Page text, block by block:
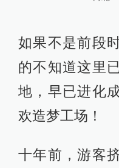
如果不是前段
的不知道这里
地，早已进化
欢造梦工场！
十年前，游客